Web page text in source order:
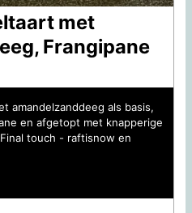
met
Frangipane
amandelzanddeeg als basis,
en afgetopt met knapperige
touch - raftisnow en